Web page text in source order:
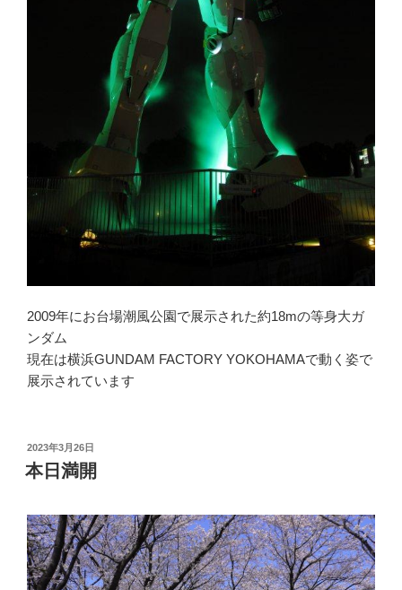
2009年にお台場潮風公園で展示された約18mの等身大ガ
ンダム
現在は横浜GUNDAM FACTORY YOKOHAMAで動く姿で
展示されています
投
稿
日:
2023年3月26日
本日満開